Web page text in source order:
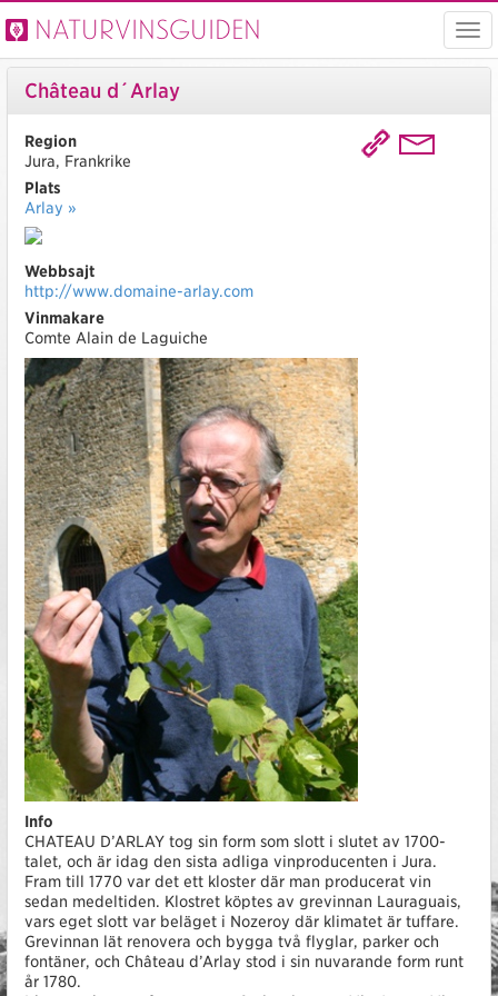
Visa
Naturvinsguiden
Château d´Arlay
Region
Jura, Frankrike
Plats
Arlay »
Webbsajt
http://www.domaine-arlay.com
Vinmakare
Comte Alain de Laguiche
Info
CHATEAU D’ARLAY tog sin form som slott i slutet av 1700-
talet, och är idag den sista adliga vinproducenten i Jura.
Fram till 1770 var det ett kloster där man producerat vin
sedan medeltiden. Klostret köptes av grevinnan Lauraguais,
vars eget slott var beläget i Nozeroy där klimatet är tuffare.
Grevinnan lät renovera och bygga två flyglar, parker och
fontäner, och Château d’Arlay stod i sin nuvarande form runt
år 1780.